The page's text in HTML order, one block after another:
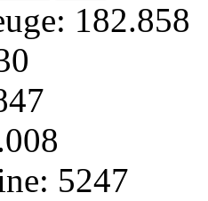
182.858
5247